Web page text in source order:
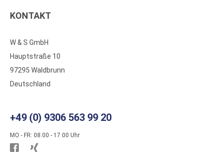
KONTAKT
W & S GmbH
Hauptstraße 10
97295 Waldbrunn
Deutschland
+49 (0) 9306 563 99 20
MO - FR: 08.00 - 17.00 Uhr
Besuchen